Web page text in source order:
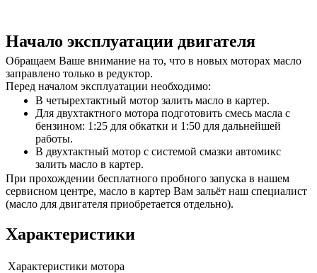
Начало эксплуатации двигателя
Обращаем Ваше внимание на то, что в новых моторах масло
заправлено только в редуктор.
Перед началом эксплуатации необходимо:
В четырехтактный мотор залить масло в картер.
Для двухтактного мотора подготовить смесь масла с
бензином: 1:25 для обкатки и 1:50 для дальнейшей
работы.
В двухтактный мотор с системой смазки автомикс
залить масло в картер.
При прохождении бесплатного пробного запуска в нашем
сервисном центре, масло в картер Вам зальёт наш специалист
(масло для двигателя приобретается отдельно).
Характеристики
Характеристики мотора